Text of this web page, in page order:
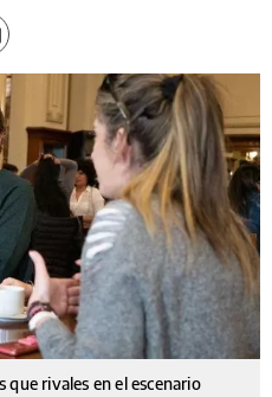
que rivales en el escenario